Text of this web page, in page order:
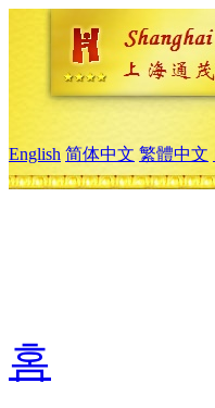
English 简体中文 繁體中文
홈